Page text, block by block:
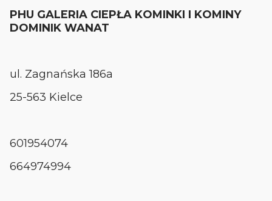
PHU GALERIA CIEPŁA KOMINKI I KOMINY
DOMINIK WANAT
ul. Zagnańska 186a
25-563 Kielce
601954074
664974994